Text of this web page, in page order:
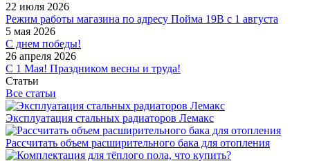
22 июля 2026
Режим работы магазина по адресу Пойма 19В с 1 августа
5 мая 2026
С днем победы!
26 апреля 2026
С 1 Мая! Праздником весны и труда!
Статьи
Все статьи
Эксплуатация стальных радиаторов Лемакс
Рассчитать объем расширительного бака для отопления